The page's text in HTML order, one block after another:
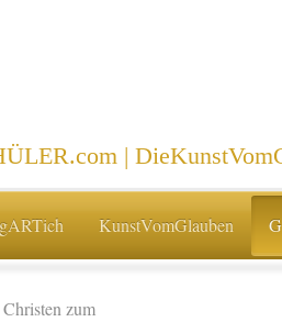
|
KunstVomGlauben
zum